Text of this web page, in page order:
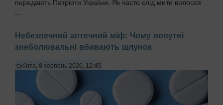
передають Патріоти України. Як часто слід мити волосся
...
Небезпечний аптечний міф: Чому попутні
знеболювальні вбивають шлунок
субота, 8 серпень 2026, 12:45